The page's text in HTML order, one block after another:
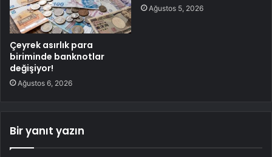
Çeyrek asırlık para
biriminde banknotlar
değişiyor!
Ağustos 6, 2026
Ağustos 5, 2026
Bir yanıt yazın